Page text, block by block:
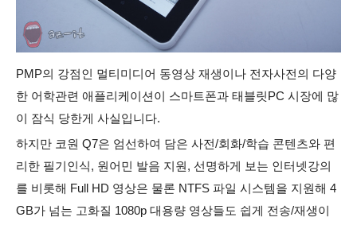
PMP의 강점인 멀티미디어 동영상 재생이나 전자사전의 다양
한 어학관련 애플리케이션이 스마트폰과 태블릿PC 시장에 많
이 잠식 당한게 사실입니다.
하지만 코원 Q7은 엄선하여 담은 사전/회화/학습 콘텐츠와 편
리한 필기인식, 원어민 발음 지원, 선명하게 보는 인터넷강의
를 비롯해 Full HD 영상은 물론 NTFS 파일 시스템을 지원해 4
GB가 넘는 고화질 1080p 대용량 영상들도 쉽게 전송/재생이